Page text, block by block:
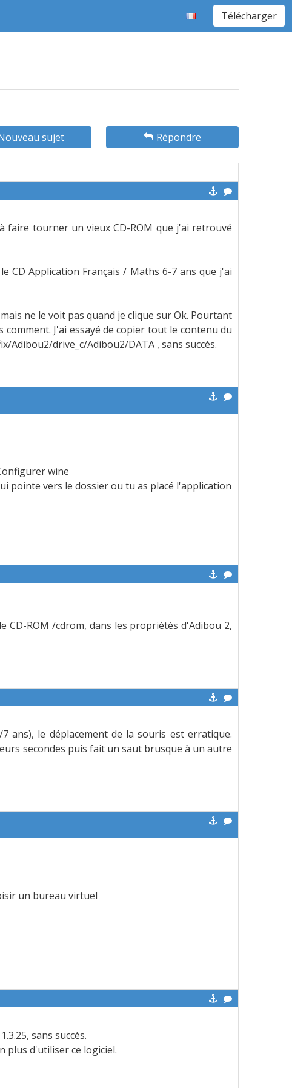
Télécharger
sujet Répondre
faire tourner un vieux CD-ROM que j'ai retrouvé
CD Application Français / Maths 6-7 ans que j'ai
ne le voit pas quand je clique sur Ok. Pourtant
J'ai essayé de copier tout le contenu du
Adibou2/drive_c/Adibou2/DATA , sans succès.
wine
pointe vers le dossier ou tu as placé l'application
CD-ROM /cdrom, dans les propriétés d'Adibou 2,
ans), le déplacement de la souris est erratique.
secondes puis fait un saut brusque à un autre
un bureau virtuel
sans succès.
plus d'utiliser ce logiciel.